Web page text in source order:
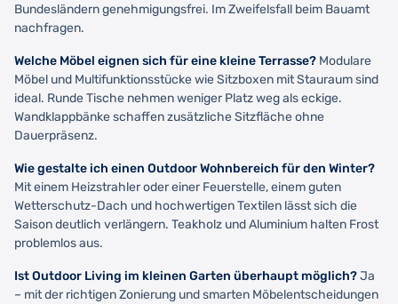
Bundesländern genehmigungsfrei. Im Zweifelsfall beim Bauamt
nachfragen.
Welche Möbel eignen sich für eine kleine Terrasse? Modulare
Möbel und Multifunktionsstücke wie Sitzboxen mit Stauraum sind
ideal. Runde Tische nehmen weniger Platz weg als eckige.
Wandklappbänke schaffen zusätzliche Sitzfläche ohne
Dauerpräsenz.
Wie gestalte ich einen Outdoor Wohnbereich für den Winter?
Mit einem Heizstrahler oder einer Feuerstelle, einem guten
Wetterschutz-Dach und hochwertigen Textilen lässt sich die
Saison deutlich verlängern. Teakholz und Aluminium halten Frost
problemlos aus.
Ist Outdoor Living im kleinen Garten überhaupt möglich?Ja
– mit der richtigen Zonierung und smarten Möbelentscheidungen